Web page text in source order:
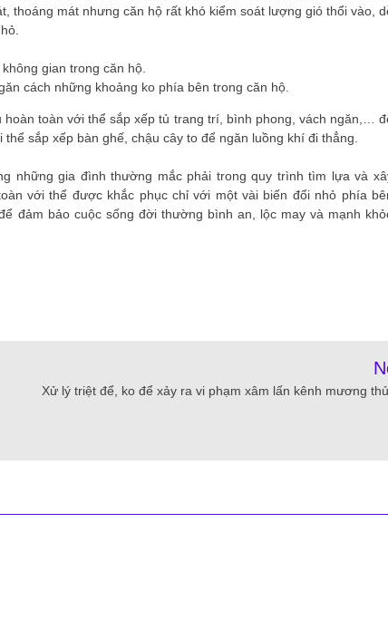
thoáng mát nhưng căn hộ rất khó kiểm soát lượng gió thổi vào,
cách những khoảng ko phía bên trong căn hộ.
toàn với thể sắp xếp tủ trang trí, bình phong, vách ngăn,…
sắp xếp bàn ghế, chậu cây to để ngăn luồng khí đi thẳng.
những gia đình thường mắc phải trong quy trình tìm lựa và
với thể được khắc phục chỉ với một vài biến đổi nhỏ phía
đảm bảo cuộc sống đời thường bình an, lộc may và mạnh
Xử lý triệt để, ko để xảy ra vi phạm xâm lấn kênh mương